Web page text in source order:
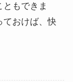
もできま
ておけば、快